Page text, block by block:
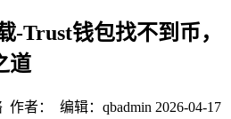
-Trust钱包找不到币，
道
作者： 编辑：qbadmin 2026-04-17